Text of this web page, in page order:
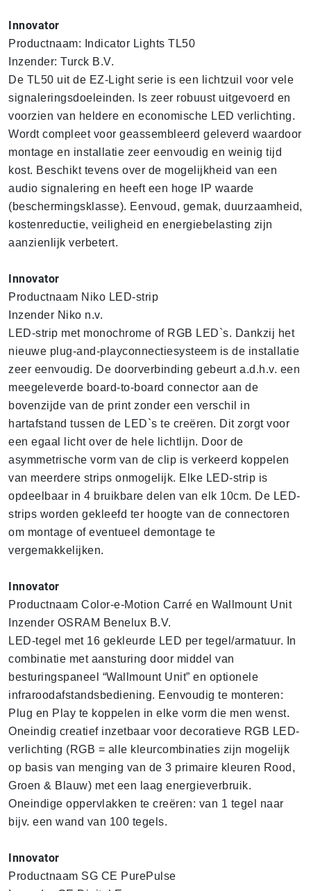
Innovator
Productnaam: Indicator Lights TL50
Inzender: Turck B.V.
De TL50 uit de EZ-Light serie is een lichtzuil voor vele
signaleringsdoeleinden. Is zeer robuust uitgevoerd en
voorzien van heldere en economische LED verlichting.
Wordt compleet voor geassembleerd geleverd waardoor
montage en installatie zeer eenvoudig en weinig tijd
kost. Beschikt tevens over de mogelijkheid van een
audio signalering en heeft een hoge IP waarde
(beschermingsklasse). Eenvoud, gemak, duurzaamheid,
kostenreductie, veiligheid en energiebelasting zijn
aanzienlijk verbetert.
Innovator
Productnaam Niko LED-strip
Inzender Niko n.v.
LED-strip met monochrome of RGB LED`s. Dankzij het
nieuwe plug-and-playconnectiesysteem is de installatie
zeer eenvoudig. De doorverbinding gebeurt a.d.h.v. een
meegeleverde board-to-board connector aan de
bovenzijde van de print zonder een verschil in
hartafstand tussen de LED`s te creëren. Dit zorgt voor
een egaal licht over de hele lichtlijn. Door de
asymmetrische vorm van de clip is verkeerd koppelen
van meerdere strips onmogelijk. Elke LED-strip is
opdeelbaar in 4 bruikbare delen van elk 10cm. De LED-
strips worden gekleefd ter hoogte van de connectoren
om montage of eventueel demontage te
vergemakkelijken.
Innovator
Productnaam Color-e-Motion Carré en Wallmount Unit
Inzender OSRAM Benelux B.V.
LED-tegel met 16 gekleurde LED per tegel/armatuur. In
combinatie met aansturing door middel van
besturingspaneel “Wallmount Unit” en optionele
infraroodafstandsbediening. Eenvoudig te monteren:
Plug en Play te koppelen in elke vorm die men wenst.
Oneindig creatief inzetbaar voor decoratieve RGB LED-
verlichting (RGB = alle kleurcombinaties zijn mogelijk
op basis van menging van de 3 primaire kleuren Rood,
Groen & Blauw) met een laag energieverbruik.
Oneindige oppervlakken te creëren: van 1 tegel naar
bijv. een wand van 100 tegels.
Innovator
Productnaam SG CE PurePulse